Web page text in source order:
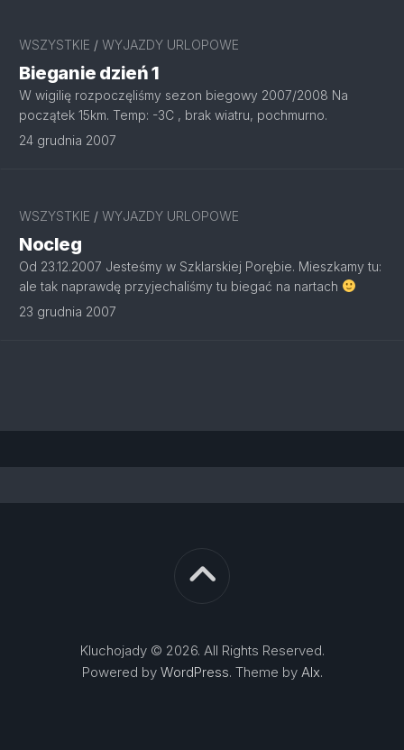
WSZYSTKIE / WYJAZDY URLOPOWE
Bieganie dzień 1
W wigilię rozpoczęliśmy sezon biegowy 2007/2008 Na
początek 15km. Temp: -3C , brak wiatru, pochmurno.
24 grudnia 2007
WSZYSTKIE / WYJAZDY URLOPOWE
Nocleg
Od 23.12.2007 Jesteśmy w Szklarskiej Porębie. Mieszkamy tu:
ale tak naprawdę przyjechaliśmy tu biegać na nartach
23 grudnia 2007
Kluchojady © 2026. All Rights Reserved.
Powered by WordPress. Theme by Alx.